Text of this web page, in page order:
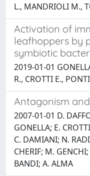
L., MANDRIOLI M.,
Activation of
leafhoppers by
symbiotic
2019-01-01
R., CROTTI E.,
Antagonism
2007-01-01 D.
GONELLA; E.
C. DAMIANI; N.
CHERIF; M. GENCHI;
BANDI; A. ALMA